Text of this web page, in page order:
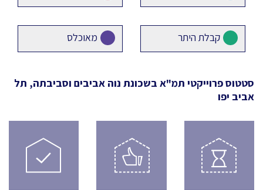
קבלת היתר מאוכלס
סטטוס פרוייקטי תמ"א בשכונת נוה אביבים וסביבתה, תל
אביב יפו